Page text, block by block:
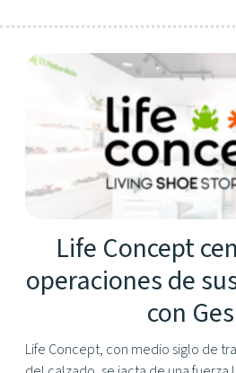
Life Concept
operaciones de
con
Life Concept, con medio siglo de